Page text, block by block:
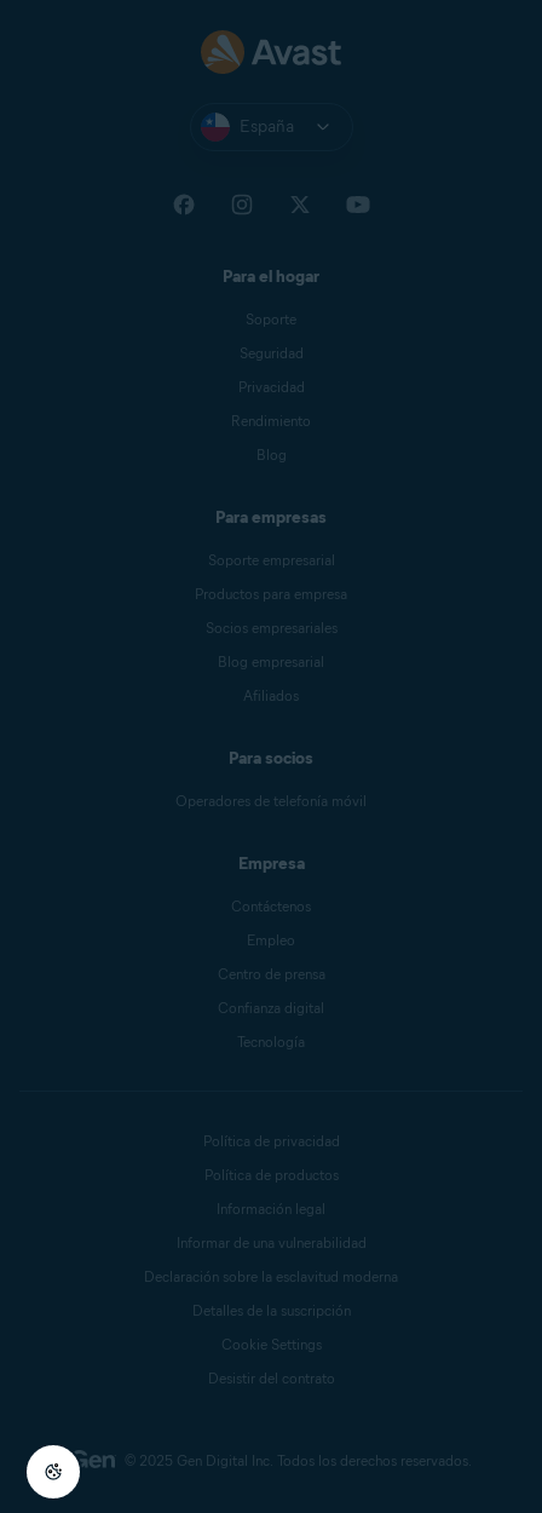
España
Para el hogar
Soporte
Seguridad
Privacidad
Rendimiento
Blog
Para empresas
Soporte empresarial
Productos para empresa
Socios empresariales
Blog empresarial
Afiliados
Para socios
Operadores de telefonía móvil
Empresa
Contáctenos
Empleo
Centro de prensa
Confianza digital
Tecnología
© 2025 Gen Digital Inc. Todos los derechos reservados.
Política de privacidad
Política de productos
Información legal
Informar de una vulnerabilidad
Declaración sobre la esclavitud moderna
Detalles de la suscripción
Cookie Settings
Desistir del contrato